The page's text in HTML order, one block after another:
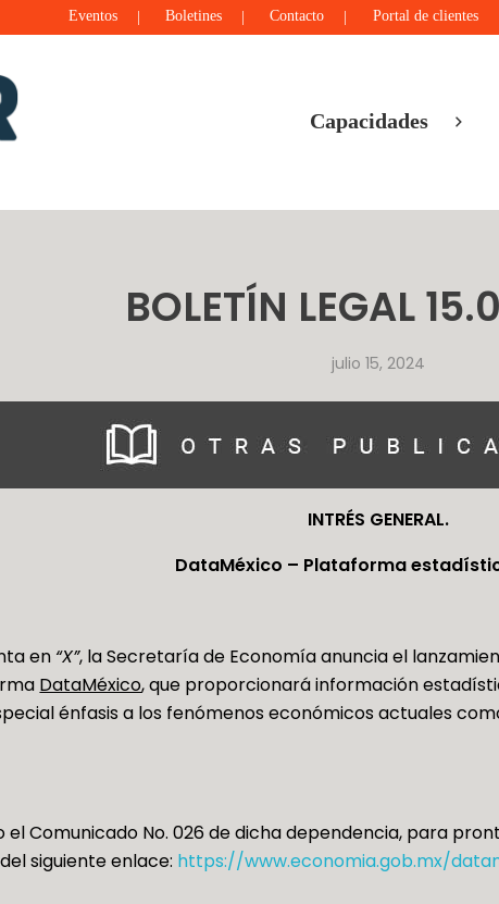
Eventos Boletines Contacto Portal de clientes
Capacidades
BOLETÍN LEGAL
julio 15, 2024
INTRÉS GENERAL.
DataMéxico – Plataforma
en “X”, la Secretaría de Economía anuncia el
DataMéxico, que proporcionará información
énfasis a los fenómenos económicos actuales
Comunicado No. 026 de dicha dependencia, para
siguiente enlace: https://www.economia.gob.mx/